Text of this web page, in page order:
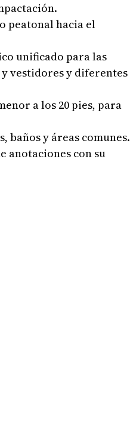
peatonal hacia el
unificado para las
vestidores y diferentes
a los 20 pies, para
baños y áreas comunes.
anotaciones con su